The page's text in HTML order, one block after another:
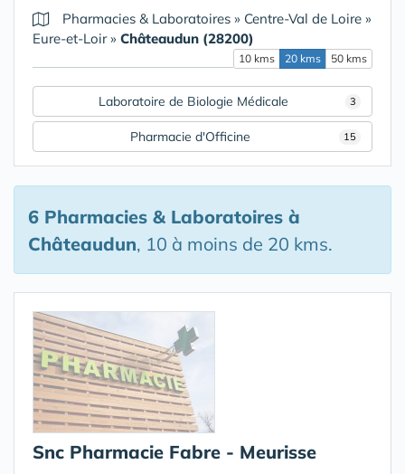
Pharmacies & Laboratoires » Centre-Val de Loire »
Eure-et-Loir» Châteaudun (28200)
10 kms 20 kms 50 kms
3
Laboratoire de Biologie Médicale
15
Pharmacie d'Officine
6 Pharmacies & Laboratoires à
Châteaudun, 10 à moins de 20 kms.
Snc Pharmacie Fabre - Meurisse